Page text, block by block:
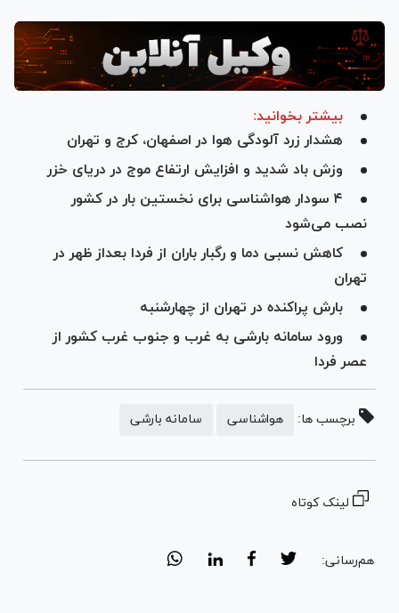
بیشتر بخوانید:
هشدار زرد آلودگی هوا در اصفهان، کرج و تهران
وزش باد شدید و افزایش ارتفاع موج در دریای خزر
۴ سودار هواشناسی برای نخستین بار در کشور
نصب می‌شود
کاهش نسبی دما و رگبار باران از فردا بعداز ظهر در
تهران
بارش پراکنده در تهران از چهارشنبه
ورود سامانه بارشی به غرب و جنوب غرب کشور از
عصر فردا
برچسب ها: هواشناسی سامانه بارشی
لینک کوتاه
هم‌رسانی: